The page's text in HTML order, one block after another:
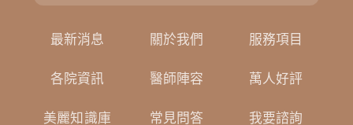
最新消息 關於我們 服務項目
各院資訊 醫師陣容 萬人好評
美麗知識庫 常見問答 我要諮詢